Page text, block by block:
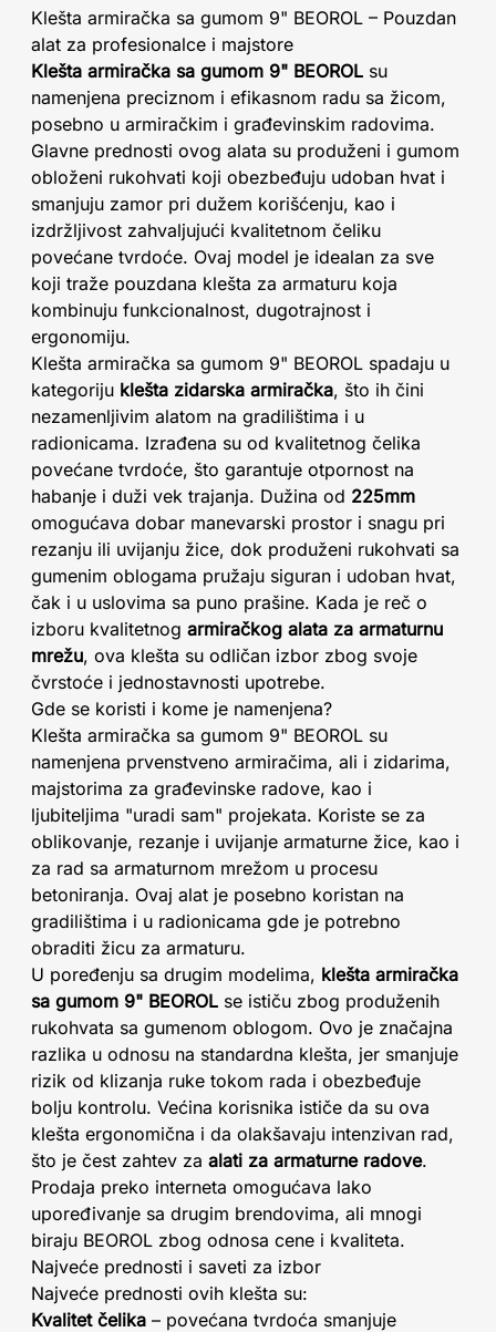
Klešta armiračka sa gumom 9" BEOROL – Pouzdan
alat za profesionalce i majstore
Klešta armiračka sa gumom 9" BEOROL su
namenjena preciznom i efikasnom radu sa žicom,
posebno u armiračkim i građevinskim radovima.
Glavne prednosti ovog alata su produženi i gumom
obloženi rukohvati koji obezbeđuju udoban hvat i
smanjuju zamor pri dužem korišćenju, kao i
izdržljivost zahvaljujući kvalitetnom čeliku
povećane tvrdoće. Ovaj model je idealan za sve
koji traže pouzdana klešta za armaturu koja
kombinuju funkcionalnost, dugotrajnost i
ergonomiju.
Klešta armiračka sa gumom 9" BEOROL spadaju u
kategoriju klešta zidarska armiračka, što ih čini
nezamenljivim alatom na gradilištima i u
radionicama. Izrađena su od kvalitetnog čelika
povećane tvrdoće, što garantuje otpornost na
habanje i duži vek trajanja. Dužina od 225mm
omogućava dobar manevarski prostor i snagu pri
rezanju ili uvijanju žice, dok produženi rukohvati sa
gumenim oblogama pružaju siguran i udoban hvat,
čak i u uslovima sa puno prašine. Kada je reč o
izboru kvalitetnog armiračkog alata za armaturnu
mrežu, ova klešta su odličan izbor zbog svoje
čvrstoće i jednostavnosti upotrebe.
Gde se koristi i kome je namenjena?
Klešta armiračka sa gumom 9" BEOROL su
namenjena prvenstveno armiračima, ali i zidarima,
majstorima za građevinske radove, kao i
ljubiteljima "uradi sam" projekata. Koriste se za
oblikovanje, rezanje i uvijanje armaturne žice, kao i
za rad sa armaturnom mrežom u procesu
betoniranja. Ovaj alat je posebno koristan na
gradilištima i u radionicama gde je potrebno
obraditi žicu za armaturu.
U poređenju sa drugim modelima, klešta armiračka
sa gumom 9" BEOROL se ističu zbog produženih
rukohvata sa gumenom oblogom. Ovo je značajna
razlika u odnosu na standardna klešta, jer smanjuje
rizik od klizanja ruke tokom rada i obezbeđuje
bolju kontrolu. Većina korisnika ističe da su ova
klešta ergonomična i da olakšavaju intenzivan rad,
što je čest zahtev za alati za armaturne radove.
Prodaja preko interneta omogućava lako
upoređivanje sa drugim brendovima, ali mnogi
biraju BEOROL zbog odnosa cene i kvaliteta.
Najveće prednosti i saveti za izbor
Najveće prednosti ovih klešta su:
Kvalitet čelika – povećana tvrdoća smanjuje